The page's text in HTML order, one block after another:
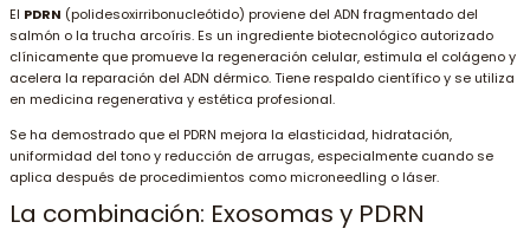
El PDRN (polidesoxirribonucleótido) proviene del ADN fragmentado del
salmón o la trucha arcoíris. Es un ingrediente biotecnológico autorizado
clínicamente que promueve la regeneración celular, estimula el colágeno y
acelera la reparación del ADN dérmico. Tiene respaldo científico y se utiliza
en medicina regenerativa y estética profesional.
Se ha demostrado que el PDRN mejora la elasticidad, hidratación,
uniformidad del tono y reducción de arrugas, especialmente cuando se
aplica después de procedimientos como microneedling o láser.
La combinación: Exosomas y PDRN